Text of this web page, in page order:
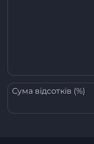
Сума відсотків (%)